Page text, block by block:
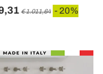
€ 1.011,64 - 20%